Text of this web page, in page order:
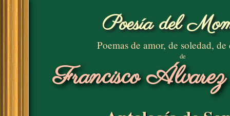
Poesía del
Poemas de amor, de soledad, de
de
Francisco